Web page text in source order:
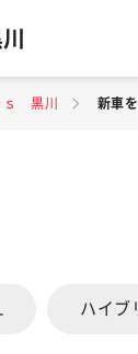
ｓ 黒川 新車
ハイブ